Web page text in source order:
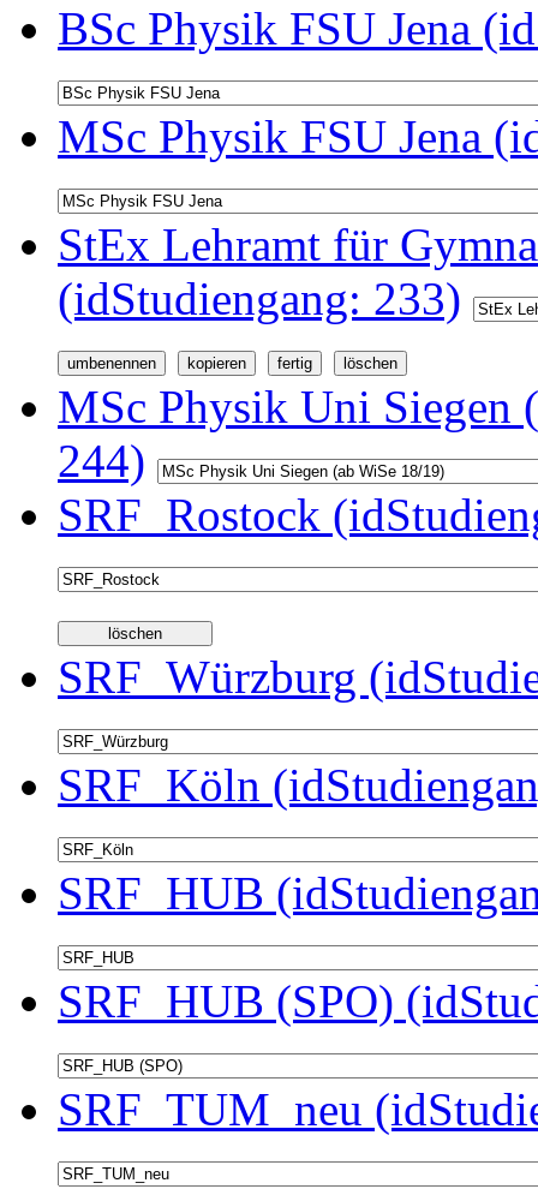
BSc Physik FSU Jena
MSc Physik FSU Jena
StEx Lehramt für
(idStudiengang: 233)
MSc Physik Uni Siegen
244)
SRF_Rostock
SRF_Würzburg
SRF_Köln
SRF_HUB
SRF_HUB (SPO)
SRF_TUM_neu